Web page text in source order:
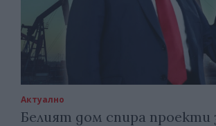
Актуално
Белият дом спира проекти